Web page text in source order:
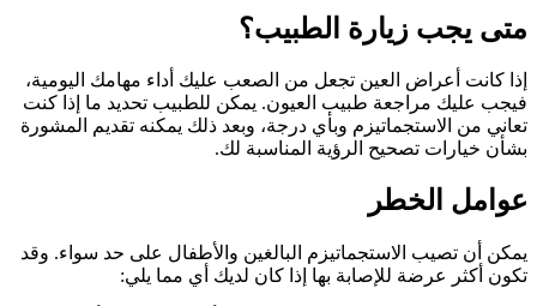
متى يجب زيارة الطبيب؟
إذا كانت أعراض العين تجعل من الصعب عليك أداء مهامك اليومية،
فيجب عليك مراجعة طبيب العيون. يمكن للطبيب تحديد ما إذا كنت
تعاني من الاستجماتيزم وبأي درجة، وبعد ذلك يمكنه تقديم المشورة
بشأن خيارات تصحيح الرؤية المناسبة لك.
عوامل الخطر
يمكن أن تصيب الاستجماتيزم البالغين والأطفال على حد سواء. وقد
تكون أكثر عرضة للإصابة بها إذا كان لديك أي مما يلي: